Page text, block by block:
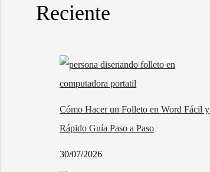
Reciente
Cómo Hacer un Folleto en Word Fácil y
Rápido Guía Paso a Paso
30/07/2026